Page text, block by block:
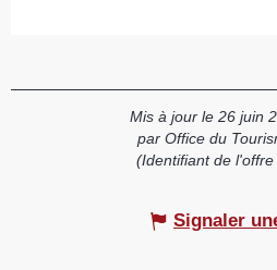
Mis à jour le 26 juin
par Office du
(Identifiant de l'offre
Signaler